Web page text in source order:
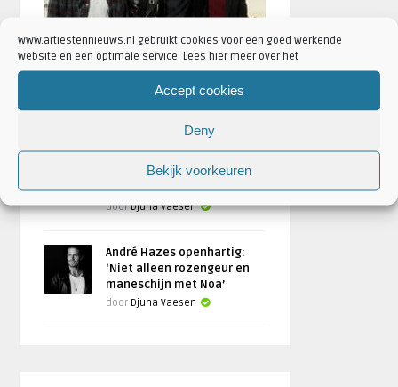
www.artiestennieuws.nl gebruikt cookies voor een goed werkende
website en een optimale service. Lees hier meer over het
Accept cookies
Deny
Bekijk voorkeuren
Kris Kross Amsterdam spreekt
zich uit over vertrek Yuki
Geschreven doorDjuna Vaesen
Radiohead zet comeback
door: elk jaar twintig shows
op een ander continent
doorDjuna Vaesen
André Hazes openhartig:
‘Niet alleen rozengeur en
maneschijn met Noa’
door Djuna Vaesen